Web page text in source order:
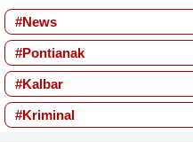
#News
#Pontianak
#Kalbar
#Kriminal